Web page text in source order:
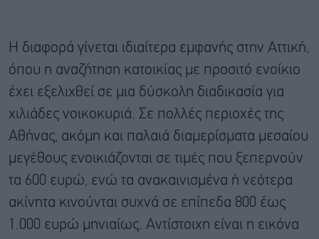
Η διαφορά γίνεται ιδιαίτερα εμφανής στην Αττική,
όπου η αναζήτηση κατοικίας με προσιτό ενοίκιο
έχει εξελιχθεί σε μια δύσκολη διαδικασία για
χιλιάδες νοικοκυριά. Σε πολλές περιοχές της
Αθήνας, ακόμη και παλαιά διαμερίσματα μεσαίου
μεγέθους ενοικιάζονται σε τιμές που ξεπερνούν
τα 600 ευρώ, ενώ τα ανακαινισμένα ή νεότερα
ακίνητα κινούνται συχνά σε επίπεδα 800 έως
1.000 ευρώ μηνιαίως. Αντίστοιχη είναι η εικόνα